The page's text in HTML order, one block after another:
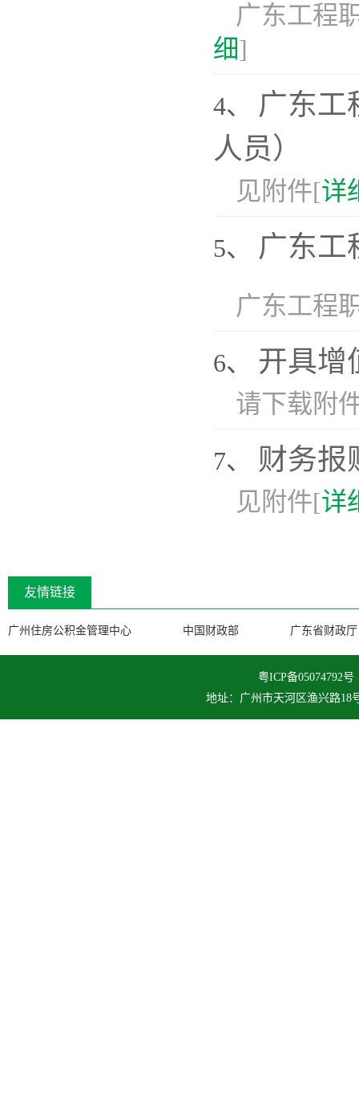
广东工程
细]
4、 广东工
人员）
见附件[详
5、 广东工
广东工程
6、 开具增
请下载附
7、 财务报
见附件[详
友情链接
广州住房公积金管理中心 中国财政部 广东省财政厅
粤ICP备05074792
地址：广州市天河区渔兴路